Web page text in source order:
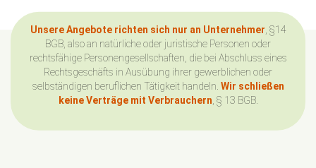
Unsere Angebote richten sich nur an Unternehmer , §14
BGB, also an natürliche oder juristische Personen oder
rechtsfähige Personengesellschaften, die bei Abschluss eines
Rechtsgeschäfts in Ausübung ihrer gewerblichen oder
selbständigen beruflichen Tätigkeit handeln. Wir schließen
keine Verträge mit Verbrauchern , § 13 BGB.